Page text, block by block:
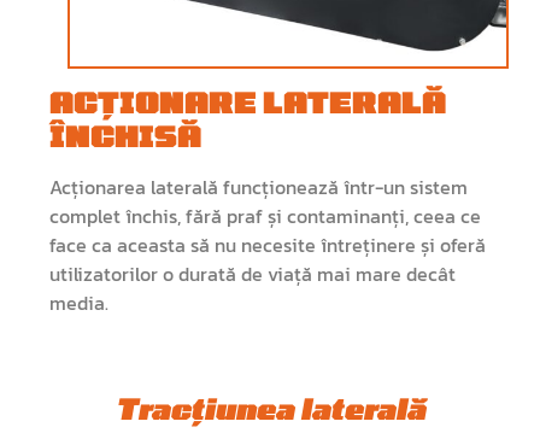
ACȚIONARE LATERALĂ
ÎNCHISĂ
Acționarea laterală funcționează într-un sistem
complet închis, fără praf și contaminanți, ceea ce
face ca aceasta să nu necesite întreținere și oferă
utilizatorilor o durată de viață mai mare decât
media.
Tracțiunea laterală